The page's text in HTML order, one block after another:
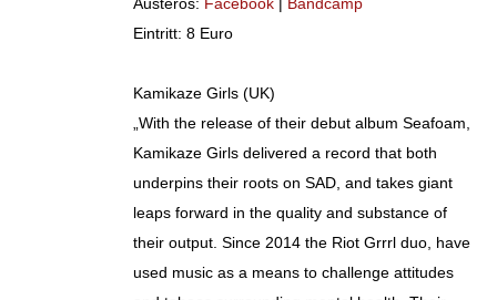
Eintritt: 8 Euro
Kamikaze Girls (UK)
„With the release of their debut album Seafoam,
Kamikaze Girls delivered a record that both
underpins their roots on SAD, and takes giant
leaps forward in the quality and substance of
their output. Since 2014 the Riot Grrrl duo, have
used music as a means to challenge attitudes